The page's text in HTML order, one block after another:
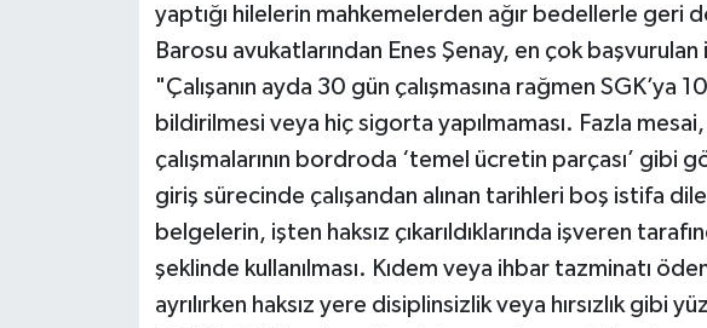
yaptığı hilelerin mahkemelerden ağır bedellerle geri
Barosu avukatlarından Enes Şenay, en çok
"Çalışanın ayda 30 gün çalışmasına rağmen SGK’ya
bildirilmesi veya hiç sigorta yapılmaması. Fazla
çalışmalarının bordroda ‘temel ücretin parçası’ gibi
giriş sürecinde çalışandan alınan tarihleri boş istifa
belgelerin, işten haksız çıkarıldıklarında işveren
şeklinde kullanılması. Kıdem veya ihbar tazminatı
ayrılırken haksız yere disiplinsizlik veya hırsızlık gibi